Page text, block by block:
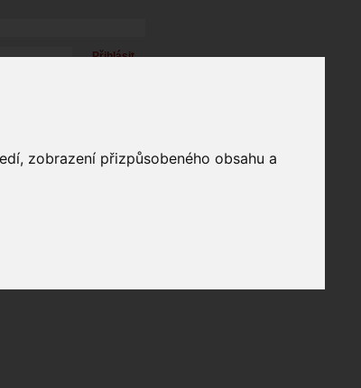
zobrazení přizpůsobeného obsahu a
Přihlásit